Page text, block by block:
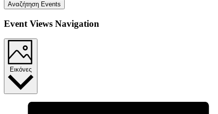
Αναζήτηση Events
Event Views Navigation
Εικόνες